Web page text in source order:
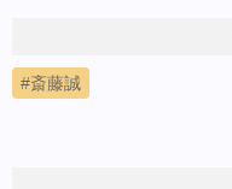
斎藤誠